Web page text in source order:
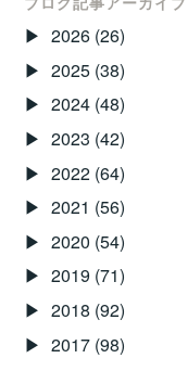
が
と
う
ざ
い
ま
し
た！！
シ
ョ
ン
2026 (26)
2025 (38)
2024 (48)
2023 (42)
2022 (64)
2021 (56)
2020 (54)
2019 (71)
2018 (92)
2017 (98)